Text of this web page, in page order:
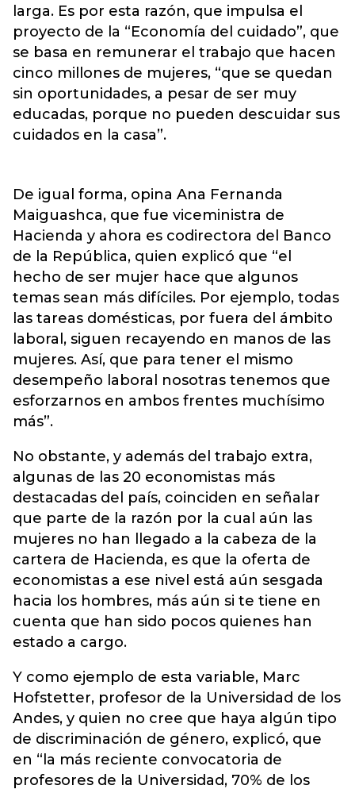
larga. Es por esta razón, que impulsa el
proyecto de la “Economía del cuidado”, que
se basa en remunerar el trabajo que hacen
cinco millones de mujeres, “que se quedan
sin oportunidades, a pesar de ser muy
educadas, porque no pueden descuidar sus
cuidados en la casa”.
De igual forma, opina Ana Fernanda
Maiguashca, que fue viceministra de
Hacienda y ahora es codirectora del Banco
de la República, quien explicó que “el
hecho de ser mujer hace que algunos
temas sean más difíciles. Por ejemplo, todas
las tareas domésticas, por fuera del ámbito
laboral, siguen recayendo en manos de las
mujeres. Así, que para tener el mismo
desempeño laboral nosotras tenemos que
esforzarnos en ambos frentes muchísimo
más”.
No obstante, y además del trabajo extra,
algunas de las 20 economistas más
destacadas del país, coinciden en señalar
que parte de la razón por la cual aún las
mujeres no han llegado a la cabeza de la
cartera de Hacienda, es que la oferta de
economistas a ese nivel está aún sesgada
hacia los hombres, más aún si te tiene en
cuenta que han sido pocos quienes han
estado a cargo.
Y como ejemplo de esta variable, Marc
Hofstetter, profesor de la Universidad de los
Andes, y quien no cree que haya algún tipo
de discriminación de género, explicó, que
en “la más reciente convocatoria de
profesores de la Universidad, 70% de los